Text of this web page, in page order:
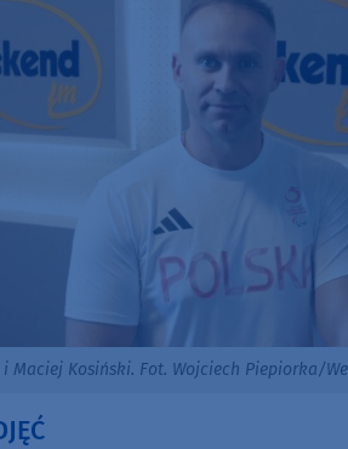
Maciej Kosiński. Fot. Wojciech Piepiorka/